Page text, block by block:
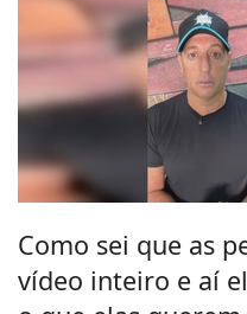
Como sei que as
vídeo inteiro e aí